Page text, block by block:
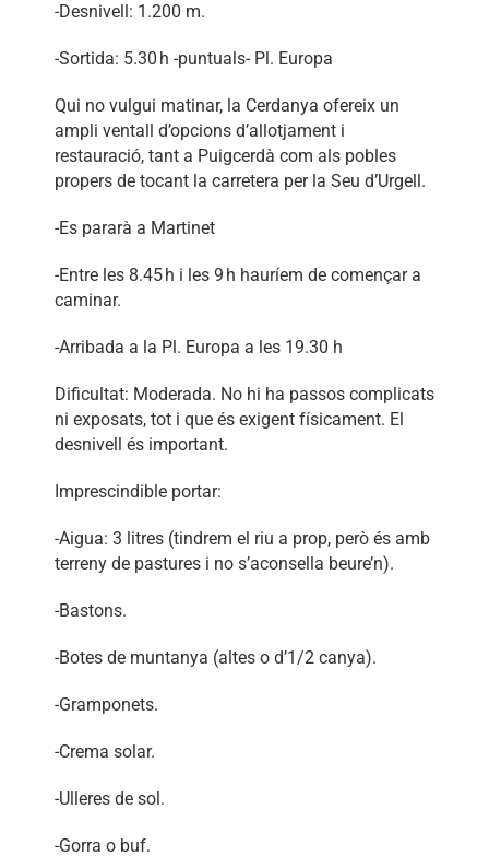
-Desnivell: 1.200 m.
-Sortida: 5.30 h -puntuals- Pl. Europa
Qui no vulgui matinar, la Cerdanya ofereix un
ampli ventall d’opcions d’allotjament i
restauració, tant a Puigcerdà com als pobles
propers de tocant la carretera per la Seu d’Urgell.
-Es pararà a Martinet
-Entre les 8.45 h i les 9 h hauríem de començar a
caminar.
-Arribada a la Pl. Europa a les 19.30 h
Dificultat: Moderada. No hi ha passos complicats
ni exposats, tot i que és exigent físicament. El
desnivell és important.
Imprescindible portar:
-Aigua: 3 litres (tindrem el riu a prop, però és amb
terreny de pastures i no s’aconsella beure’n).
-Bastons.
-Botes de muntanya (altes o d’1/2 canya).
-Gramponets.
-Crema solar.
-Ulleres de sol.
-Gorra o buf.